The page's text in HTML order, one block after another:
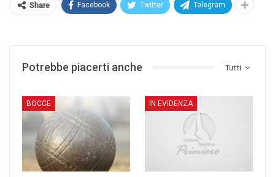
Share Facebook Twitter Telegram
Tutti
Potrebbe piacerti anche
BOCCE IN EVIDENZA